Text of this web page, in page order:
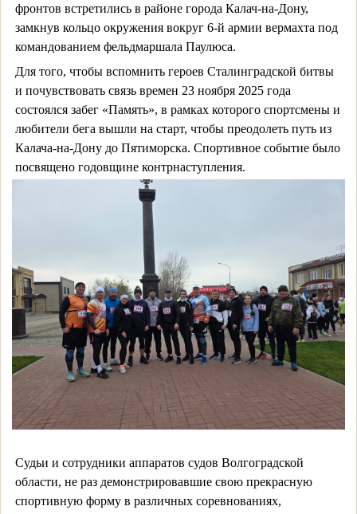
фронтов встретились в районе города Калач-на-Дону,
замкнув кольцо окружения вокруг 6-й армии вермахта под
командованием фельдмаршала Паулюса.
Для того, чтобы вспомнить героев Сталинградской битвы
и почувствовать связь времен 23 ноября 2025 года
состоялся забег «Память», в рамках которого спортсмены и
любители бега вышли на старт, чтобы преодолеть путь из
Калача-на-Дону до Пятиморска. Спортивное событие было
посвящено годовщине контрнаступления.
Судьи и сотрудники аппаратов судов Волгоградской
области, не раз демонстрировавшие свою прекрасную
спортивную форму в различных соревнованиях,